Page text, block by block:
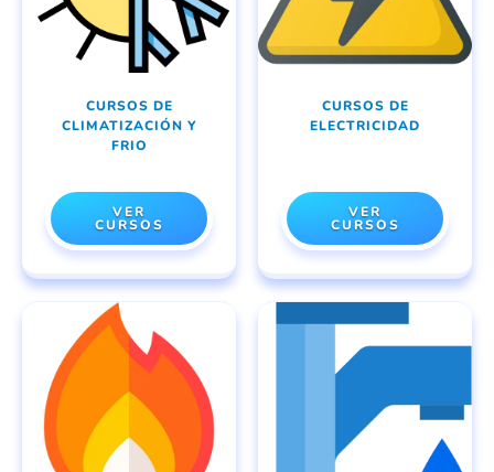
CURSOS DE
CLIMATIZACIÓN Y
FRIO
VER
CURSOS
CURSOS DE
ELECTRICIDAD
VER
CURSOS